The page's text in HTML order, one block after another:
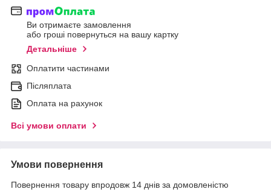
Ви отримаєте замовлення
або гроші повернуться на вашу картку
Детальніше
Оплатити частинами
Післяплата
Оплата на рахунок
Всі умови оплати
Умови повернення
Повернення товару впродовж 14 днів за домовленістю